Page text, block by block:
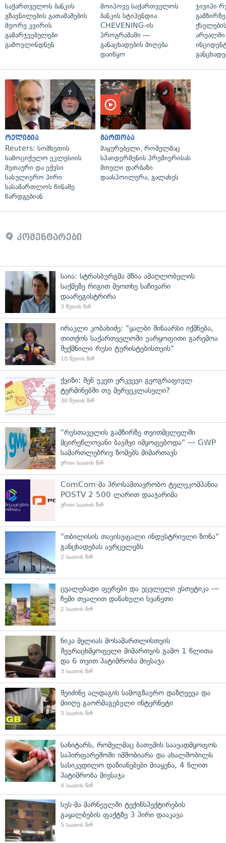
საქართველოს ბანკის
გზავნილების გათამაშების
მეორე კვირის
გამარჯვებულები
გამოვლინდნენ
მოიპოვე საქართველოს
ბანკის სტიპენდია
CHEVENING-ის
პროგრამაში —
განაცხადების მიღება
დაიწყო
ჯივიპი
რელიგია
Reuters: სომხეთის
სამოციქულო ეკლესიის
მეთაური და ექვსი
სასულიერო პირი
სასამართლოს წინაშე
წარდგებიან
გართობა
მაყურებელი, რომელმაც
სპაიდერმენის პრემიერისას
მთელი დარბაზი
დაასპოილერა, გალახეს
კომენტარები
საია: სტრასბურგმა მზია ამაღლობელის
საქმეზე რიგით მეოთხე საჩივარი
დაარეგისტრირა
3 წუთის წინ
ირაკლი კობახიძე: "ყალბი შინაარსი იქმნება,
თითქოს საქართველოში უარყოფითი გარემოა
შექმნილი რუსი ტურისტებისთვის"
10 წუთის წინ
ქვიზი: შენ უკეთ ერკვევი გეოგრაფიულ
ტერმინებში თუ მერვეკლასელი?
30 წუთის წინ
"რუსთაველის გამზირზე თვითმცლელში
მცირეწლოვანი ბავშვი იმყოფებოდა" — GWP
სამართლებრივ ზომებს მიმართავს
ერთი საათის წინ
ComCom-მა პროსამთავრობო ტელეკომპანია
POSTV 2 500 ლარით დააჯარიმა
ერთი საათის წინ
"თბილისის თავისუფალი ინდუსტრიული ზონა"
განცხადებას ავრცელებს
2 საათის წინ
ცვალებადი ფერები და უცვლელი ესთეტიკა —
ჩემი თვალით დანახული სვანეთი
2 საათის წინ
ნიკა მელიას მოსამართლისთვის
შეურაცხმყოფელი მიმართვის გამო 1 წლითა
და 6 თვით პატიმრობა მიესაჯა
3 საათის წინ
შეიძინე ალდაგის სამოგზაურო დაზღვევა და
მიიღე გაორმაგებული ინტერნეტი
3 საათის წინ
სანიტარს, რომელმაც ბათუმის საავადმყოფოს
საპირფარეშოში იმშობიარა და ახალშობილს
სასიკვდილო დაზიანებები მიაყენა, 4 წლით
პატიმრობა მიესაჯა
4 საათის წინ
სუს-მა მარნეულში ტექინსპექტირების
გაყალბების ფაქტზე 3 პირი დააკავა
5 საათის წინ